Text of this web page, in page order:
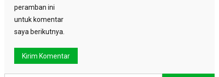
peramban ini
untuk komentar
saya berikutnya.